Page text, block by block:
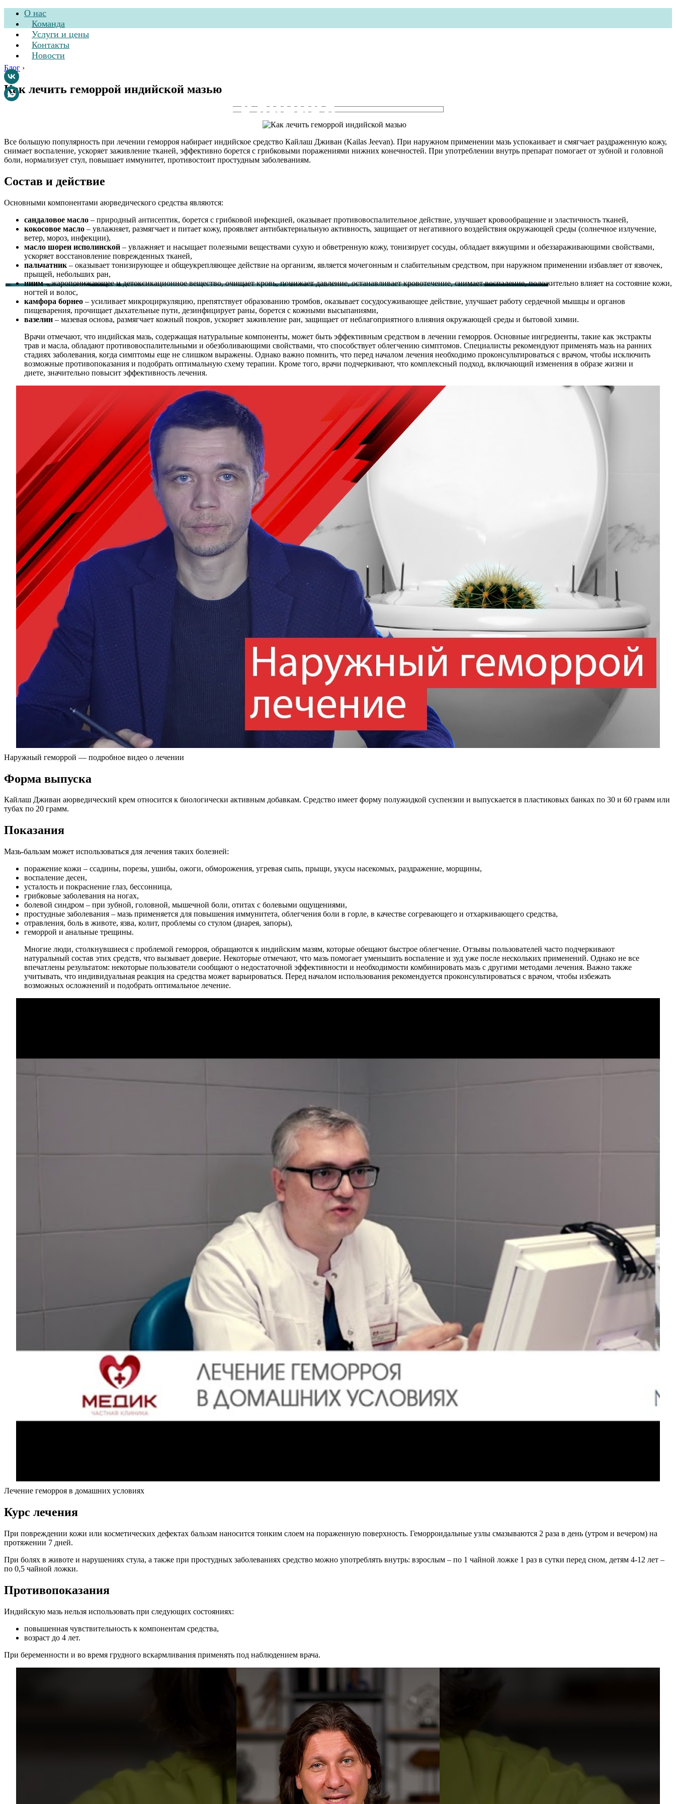
О нас
Команда
Услуги и цены
Контакты
Новости
Стоматологическая клиника
Блог ›
Как лечить геморрой индийской мазью
Все большую популярность при лечении геморроя набирает индийское средство Кайлаш Дживан (Kailas Jeevan). При наружном применении мазь успокаивает и смягчает раздраженную кожу,
снимает воспаление, ускоряет заживление тканей, эффективно борется с грибковыми поражениями нижних конечностей. При употреблении внутрь препарат помогает от зубной и головной
боли, нормализует стул, повышает иммунитет, противостоит простудным заболеваниям.
Состав и действие
Основными компонентами аюрведического средства являются:
сандаловое масло – природный антисептик, борется с грибковой инфекцией, оказывает противовоспалительное действие, улучшает кровообращение и эластичность тканей,
кокосовое масло – увлажняет, размягчает и питает кожу, проявляет антибактериальную активность, защищает от негативного воздействия окружающей среды (солнечное излучение,
ветер, мороз, инфекции),
масло шореи исполинской – увлажняет и насыщает полезными веществами сухую и обветренную кожу, тонизирует сосуды, обладает вяжущими и обеззараживающими свойствами,
ускоряет восстановление поврежденных тканей,
пальчатник – оказывает тонизирующее и общеукрепляющее действие на организм, является мочегонным и слабительным средством, при наружном применении избавляет от язвочек,
прыщей, небольших ран,
ниим– жаропонижающее и детоксикационное вещество, очищает кровь, понижает давление, останавливает кровотечение, снимает воспаление, положительно влияет на состояние кожи,
ногтей и волос,
камфора борнео – усиливает микроциркуляцию, препятствует образованию тромбов, оказывает сосудосуживающее действие, улучшает работу сердечной мышцы и органов
пищеварения, прочищает дыхательные пути, дезинфицирует раны, борется с кожными высыпаниями,
вазелин – мазевая основа, размягчает кожный покров, ускоряет заживление ран, защищает от неблагоприятного влияния окружающей среды и бытовой химии.
Врачи отмечают, что индийская мазь, содержащая натуральные компоненты, может быть эффективным средством в лечении геморроя. Основные ингредиенты, такие как экстракты
трав и масла, обладают противовоспалительными и обезболивающими свойствами, что способствует облегчению симптомов. Специалисты рекомендуют применять мазь на ранних
стадиях заболевания, когда симптомы еще не слишком выражены. Однако важно помнить, что перед началом лечения необходимо проконсультироваться с врачом, чтобы исключить
возможные противопоказания и подобрать оптимальную схему терапии. Кроме того, врачи подчеркивают, что комплексный подход, включающий изменения в образе жизни и
диете, значительно повысит эффективность лечения.
Наружный геморрой — подробное видео о лечении
Форма выпуска
Кайлаш Дживан аюрведический крем относится к биологически активным добавкам. Средство имеет форму полужидкой суспензии и выпускается в пластиковых банках по 30 и 60 грамм или
тубах по 20 грамм.
Показания
Мазь-бальзам может использоваться для лечения таких болезней:
поражение кожи – ссадины, порезы, ушибы, ожоги, обморожения, угревая сыпь, прыщи, укусы насекомых, раздражение, морщины,
воспаление десен,
усталость и покраснение глаз, бессонница,
грибковые заболевания на ногах,
болевой синдром – при зубной, головной, мышечной боли, отитах с болевыми ощущениями,
простудные заболевания – мазь применяется для повышения иммунитета, облегчения боли в горле, в качестве согревающего и отхаркивающего средства,
отравления, боль в животе, язва, колит, проблемы со стулом (диарея, запоры),
геморрой и анальные трещины.
Многие люди, столкнувшиеся с проблемой геморроя, обращаются к индийским мазям, которые обещают быстрое облегчение. Отзывы пользователей часто подчеркивают
натуральный состав этих средств, что вызывает доверие. Некоторые отмечают, что мазь помогает уменьшить воспаление и зуд уже после нескольких применений. Однако не все
впечатлены результатом: некоторые пользователи сообщают о недостаточной эффективности и необходимости комбинировать мазь с другими методами лечения. Важно также
учитывать, что индивидуальная реакция на средства может варьироваться. Перед началом использования рекомендуется проконсультироваться с врачом, чтобы избежать
возможных осложнений и подобрать оптимальное лечение.
Лечение геморроя в домашних условиях
Курс лечения
При повреждении кожи или косметических дефектах бальзам наносится тонким слоем на пораженную поверхность. Геморроидальные узлы смазываются 2 раза в день (утром и вечером) на
протяжении 7 дней.
При болях в животе и нарушениях стула, а также при простудных заболеваниях средство можно употреблять внутрь: взрослым – по 1 чайной ложке 1 раз в сутки перед сном, детям 4-12 лет –
по 0,5 чайной ложки.
Противопоказания
Индийскую мазь нельзя использовать при следующих состояниях:
повышенная чувствительность к компонентам средства,
возраст до 4 лет.
При беременности и во время грудного вскармливания применять под наблюдением врача.